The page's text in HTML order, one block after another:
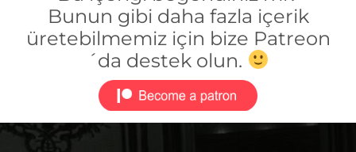
Bunun gibi daha fazla içerik
üretebilmemiz için bize Patreon
´da destek olun.